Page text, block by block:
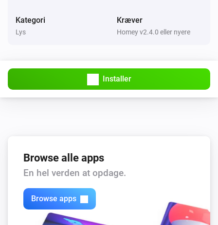
Kategori
Lys
Kræver
Homey v2.4.0 eller nyere
Installer
Browse alle apps
En hel verden at opdage.
Browse apps